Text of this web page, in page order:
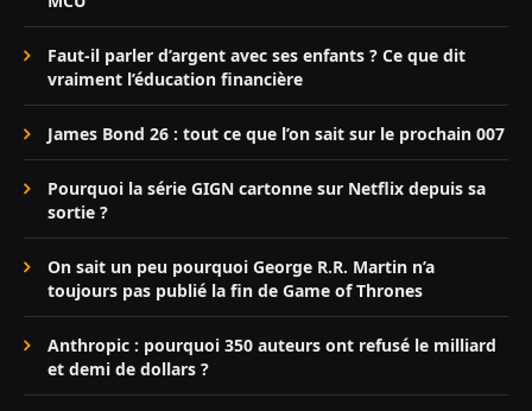
Faut-il parler d’argent avec ses enfants ? Ce que dit
vraiment l’éducation financière
James Bond 26 : tout ce que l’on sait sur le prochain 007
Pourquoi la série GIGN cartonne sur Netflix depuis sa
sortie ?
On sait un peu pourquoi George R.R. Martin n’a
toujours pas publié la fin de Game of Thrones
Anthropic : pourquoi 350 auteurs ont refusé le milliard
et demi de dollars ?